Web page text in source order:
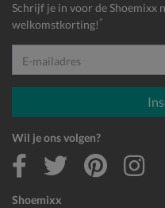
Shoemixx
Schrijf je in voor de Shoemixx
welkomstkorting! *
E-mailadres
Wil je ons volgen?